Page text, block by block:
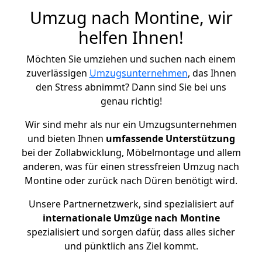
Umzug nach Montine, wir
helfen Ihnen!
Möchten Sie umziehen und suchen nach einem
zuverlässigen Umzugsunternehmen, das Ihnen
den Stress abnimmt? Dann sind Sie bei uns
genau richtig!
Wir sind mehr als nur ein Umzugsunternehmen
und bieten Ihnen umfassende Unterstützung
bei der Zollabwicklung, Möbelmontage und allem
anderen, was für einen stressfreien Umzug nach
Montine oder zurück nach Düren benötigt wird.
Unsere Partnernetzwerk, sind spezialisiert auf
internationale Umzüge nach Montine
spezialisiert und sorgen dafür, dass alles sicher
und pünktlich ans Ziel kommt.